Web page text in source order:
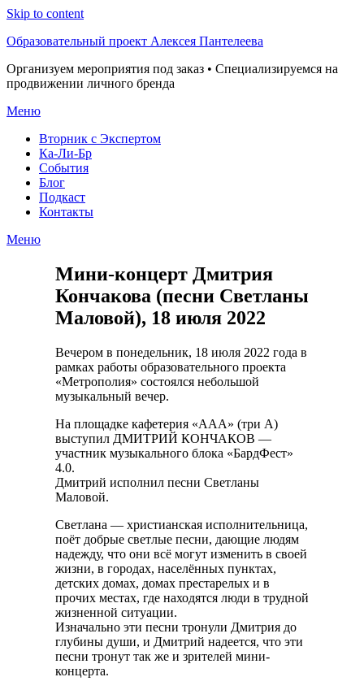
Skip to content
Образовательный проект Алексея Пантелеева
Организуем мероприятия под заказ • Специализируемся на
продвижении личного бренда
Меню
Вторник с Экспертом
Ка-Ли-Бр
События
Блог
Подкаст
Контакты
Меню
Мини-концерт Дмитрия
Кончакова (песни Светланы
Маловой), 18 июля 2022
Вечером в понедельник, 18 июля 2022 года в
рамках работы образовательного проекта
«Метрополия» состоялся небольшой
музыкальный вечер.
На площадке кафетерия «ААА» (три А)
выступил ДМИТРИЙ КОНЧАКОВ —
участник музыкального блока «БардФест»
4.0.
Дмитрий исполнил песни Светланы
Маловой.
Светлана — христианская исполнительница,
поёт добрые светлые песни, дающие людям
надежду, что они всё могут изменить в своей
жизни, в городах, населённых пунктах,
детских домах, домах престарелых и в
прочих местах, где находятся люди в трудной
жизненной ситуации.
Изначально эти песни тронули Дмитрия до
глубины души, и Дмитрий надеется, что эти
песни тронут так же и зрителей мини-
концерта.